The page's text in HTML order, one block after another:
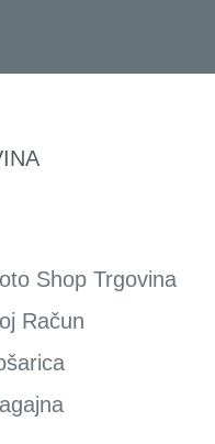
Shop Trgovina
Račun